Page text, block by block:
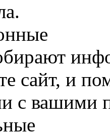
сайт, и
с вашими